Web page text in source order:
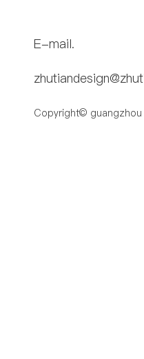
E-mail.
Copyright©